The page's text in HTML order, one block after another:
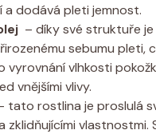
a dodává pleti jemnost.
– ‌díky ⁤své struktuře je
sebumu pleti,
vyrovnání vlhkosti
vnějšími vlivy.
tato rostlina je proslulá
zklidňujícími⁢ vlastnostmi.